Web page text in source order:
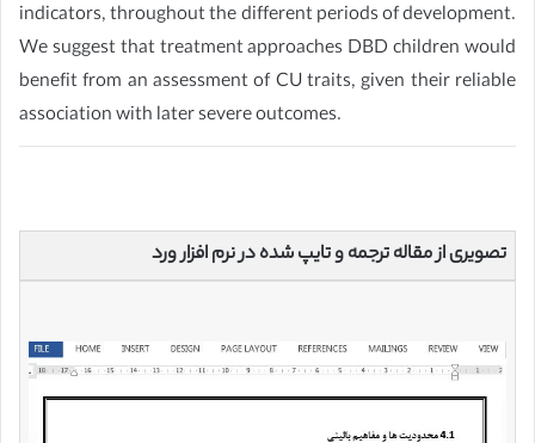
indicators, throughout the different periods of development.
We suggest that treatment approaches DBD children would
benefit from an assessment of CU traits, given their reliable
association with later severe outcomes.
تصویری از مقاله ترجمه و تایپ شده در نرم افزار ورد